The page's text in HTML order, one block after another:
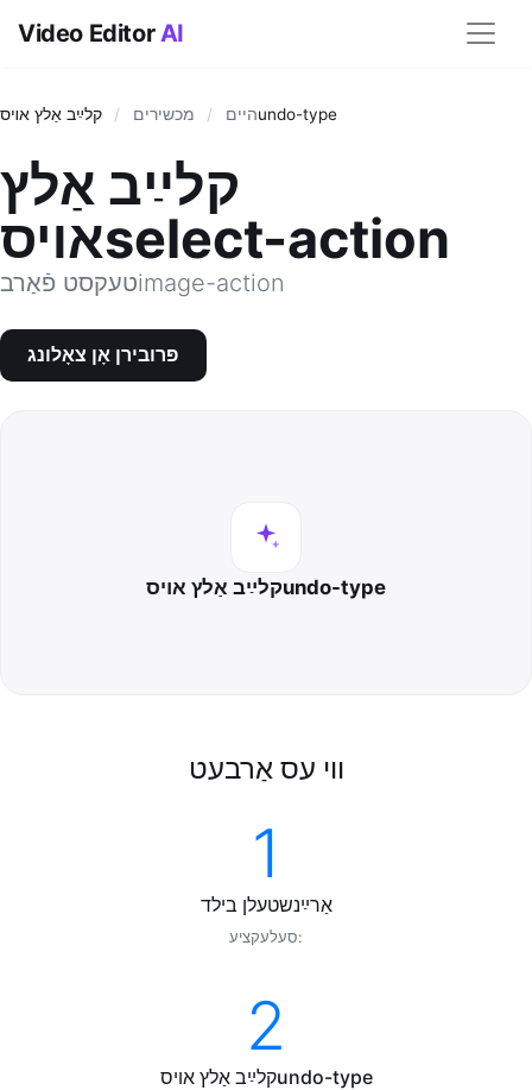
Video EditorAI
היים / מכשירים / קלײַב אַלץ אױסundo-type
קלײַב אַלץ
אױסselect-action
טעקסט פֿאַרבimage-action
פּרובירן אָן צאָלונג
קלײַב אַלץ אױסundo-type
ווי עס אַרבעט
1
אַרײַנשטעלן בילד
סעלעקציע:
2
קלײַב אַלץ אױסundo-type